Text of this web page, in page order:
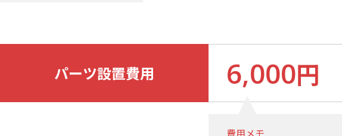
パーツ設置費用 6,000円
費用メモ